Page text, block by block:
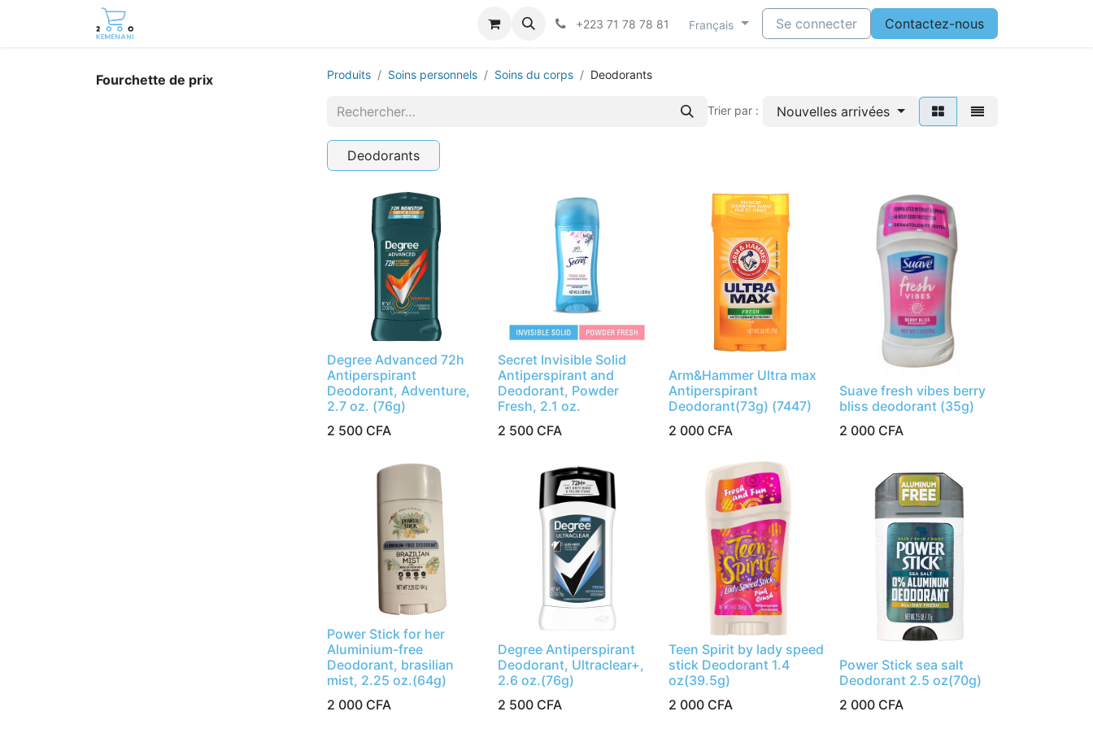
+223 71 78 78 81 Français Se connecter Contactez-nous
Fourchette de prix Produits Soins personnels Soins du corps Deodorants
Trier par : Nouvelles arrivées
Deodorants
Degree Advanced 72h
Antiperspirant
Deodorant, Adventure,
2.7 oz. (76g)
2 500 CFA
Secret Invisible Solid
Antiperspirant and
Deodorant, Powder
Fresh, 2.1 oz.
2 500 CFA
Arm&Hammer Ultra max
Antiperspirant
Deodorant(73g) (7447)
2 000 CFA
Suave fresh vibes berry
bliss deodorant (35g)
2 000 CFA
Power Stick for her
Aluminium-free
Deodorant, brasilian
mist, 2.25 oz.(64g)
2 000 CFA
Degree Antiperspirant
Deodorant, Ultraclear+,
2.6 oz.(76g)
2 500 CFA
Teen Spirit by lady speed
stick Deodorant 1.4
oz(39.5g)
2 000 CFA
Power Stick sea salt
Deodorant 2.5 oz(70g)
2 000 CFA